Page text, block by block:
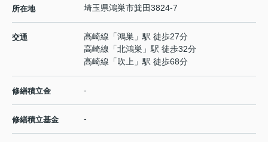
所在地 埼玉県鴻巣市箕田3824-7
交通 高崎線 「鴻巣 」駅 徒歩27分
高崎線 「北鴻巣 」駅 徒歩32分
高崎線 「吹上 」駅 徒歩68分
修繕積立金 -
修繕積立基金 -